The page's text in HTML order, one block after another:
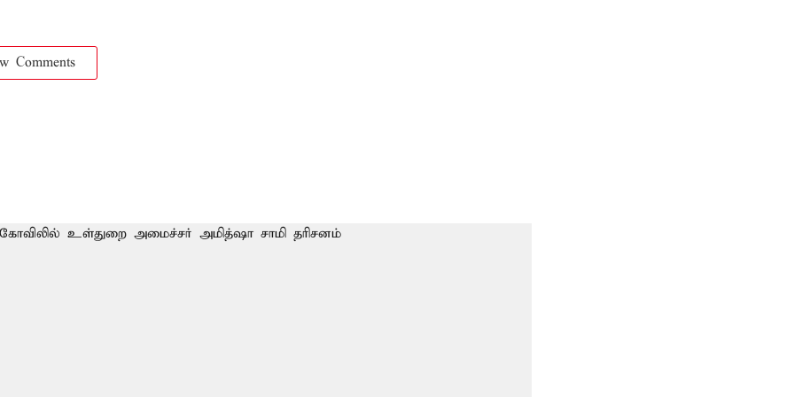
Comments